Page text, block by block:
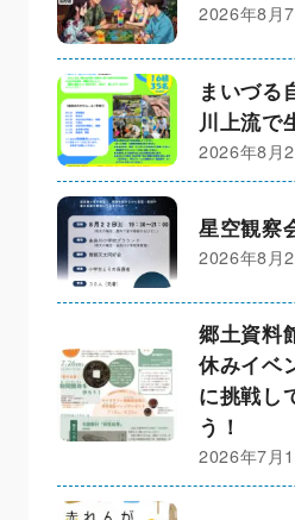
2026年8月
まいづる
川上流で
2026年8月
星空観察
2026年8月
郷土資料
休みイベ
に挑戦し
う！
2026年7月